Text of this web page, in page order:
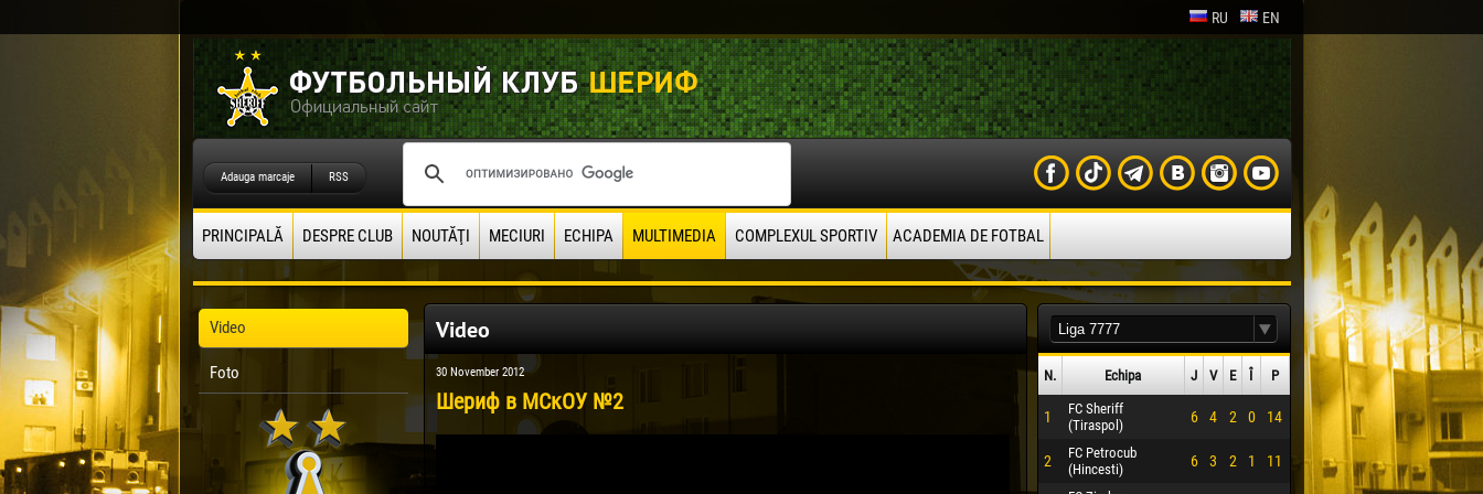
RU EN
Adauga marcaje RSS
PRINCIPALĂ DESPRE CLUB NOUTĂŢI MECIURI ECHIPA MULTIMEDIA COMPLEXUL SPORTIV ACADEMIA DE FOTBAL
Video
Foto
Video
30 November 2012
Шериф в МСкОУ №2
N. Echipa J V E Î P
1
FC Sheriff
(Tiraspol)
6 4 2 0 14
2
FC Petrocub
(Hincesti)
6 3 2 1 11